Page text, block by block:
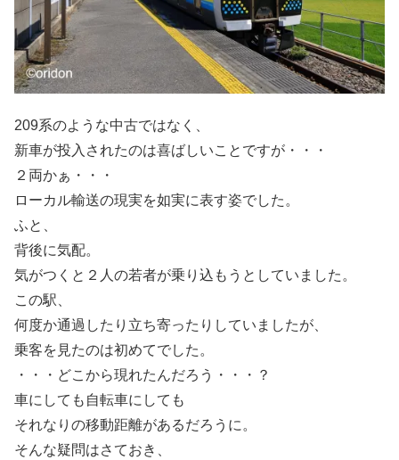
209系のような中古ではなく、
新車が投入されたのは喜ばしいことですが・・・
２両かぁ・・・
ローカル輸送の現実を如実に表す姿でした。
ふと、
背後に気配。
気がつくと２人の若者が乗り込もうとしていました。
この駅、
何度か通過したり立ち寄ったりしていましたが、
乗客を見たのは初めてでした。
・・・どこから現れたんだろう・・・？
車にしても自転車にしても
それなりの移動距離があるだろうに。
そんな疑問はさておき、